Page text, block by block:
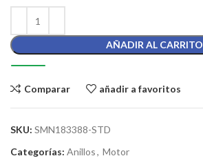
AÑADIR AL CARRITO
Comparar añadir a favoritos
SKU: SMN183388-STD
Categorías: Anillos, Motor